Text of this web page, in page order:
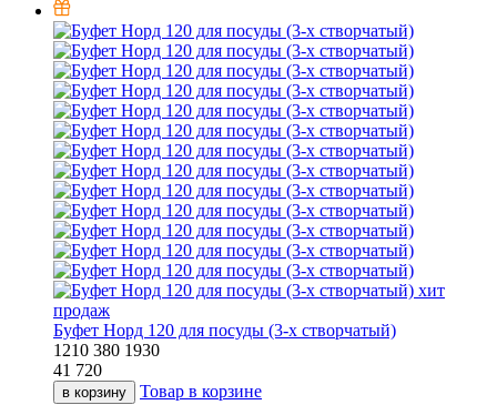
хит
продаж
Буфет Норд 120 для посуды (3-х створчатый)
1210 380 1930
41 720
в корзину Товар в корзине